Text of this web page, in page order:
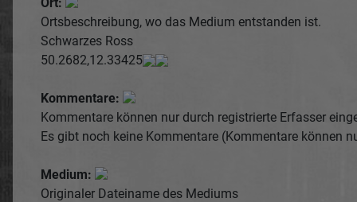
Ortsbeschreibung, wo das Medium entstanden ist.
Schwarzes Ross
50.2682,12.33425
Kommentare:
Kommentare können nur durch registrierte Erfasser
Es gibt noch keine Kommentare (Kommentare können
Medium:
Originaler Dateiname des Mediums